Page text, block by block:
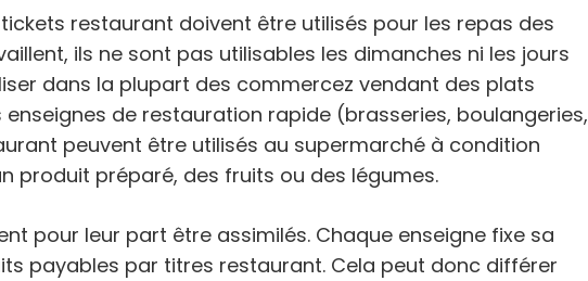
restaurant doivent être utilisés pour les repas des
ils ne sont pas utilisables les dimanches ni les jours
dans la plupart des commercez vendant des plats
de restauration rapide (brasseries, boulangeries,
peuvent être utilisés au supermarché à condition
produit préparé, des fruits ou des légumes.
pour leur part être assimilés. Chaque enseigne fixe sa
payables par titres restaurant. Cela peut donc différer